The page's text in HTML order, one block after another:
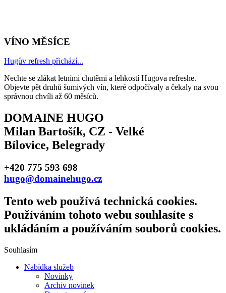
VÍNO MĚSÍCE
Hugův refresh přichází...
Nechte se zlákat letními chutěmi a lehkostí Hugova refreshe.
Objevte pět druhů šumivých vín, které odpočívaly a čekaly na svou
správnou chvíli až 60 měsíců.
DOMAINE HUGO
Milan Bartošík, CZ - Velké
Bílovice, Belegrady
+420 775 593 698
hugo@domainehugo.cz
Tento web používá technická cookies.
Používáním tohoto webu souhlasíte s
ukládáním a používáním souborů cookies.
Souhlasím
Nabídka služeb
Novinky
Archiv novinek